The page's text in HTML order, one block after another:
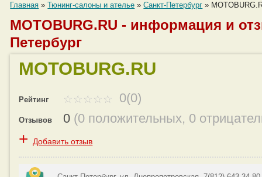
Главная »Тюнинг-салоны и ателье »Санкт-Петербург »
MOTOBURG.RU - информация и
Петербург
MOTOBURG.RU
Рейтинг 0(0)
Отзывов 0 (0 положительных, 0
+Добавить отзыв